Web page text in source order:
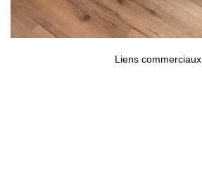
Liens commerciaux